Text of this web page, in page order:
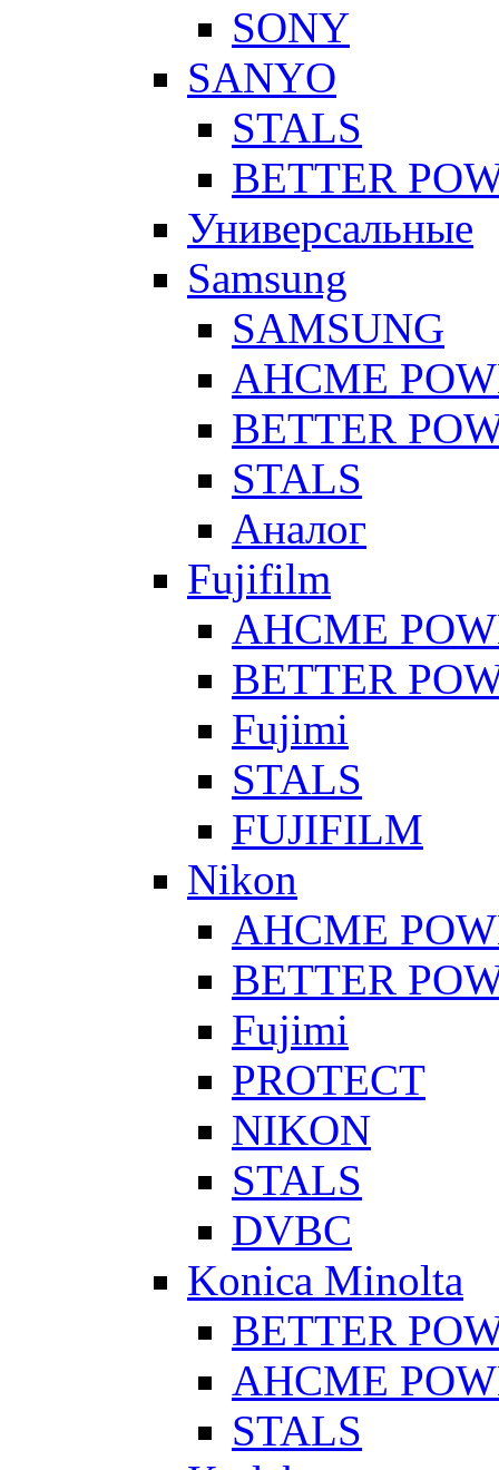
SONY
SANYO
STALS
BETTER
Универсальные
Samsung
SAMSUNG
AHCME
BETTER
STALS
Аналог
Fujifilm
AHCME
BETTER
Fujimi
STALS
FUJIFILM
Nikon
AHCME
BETTER
Fujimi
PROTECT
NIKON
STALS
DVBC
Konica Minolta
BETTER
AHCME
STALS